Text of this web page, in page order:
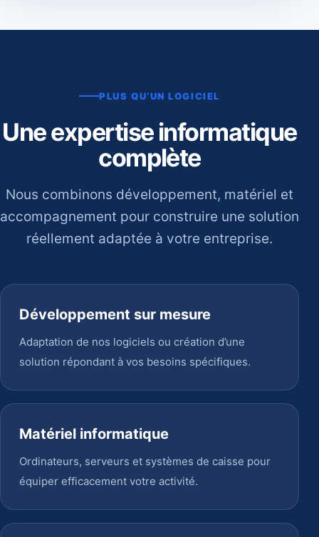
PLUS QU’UN LOGICIEL
Une expertise informatique
complète
Nous combinons développement, matériel et
accompagnement pour construire une solution
réellement adaptée à votre entreprise.
Développement sur mesure
Adaptation de nos logiciels ou création d’une
solution répondant à vos besoins spécifiques.
Matériel informatique
Ordinateurs, serveurs et systèmes de caisse pour
équiper efficacement votre activité.